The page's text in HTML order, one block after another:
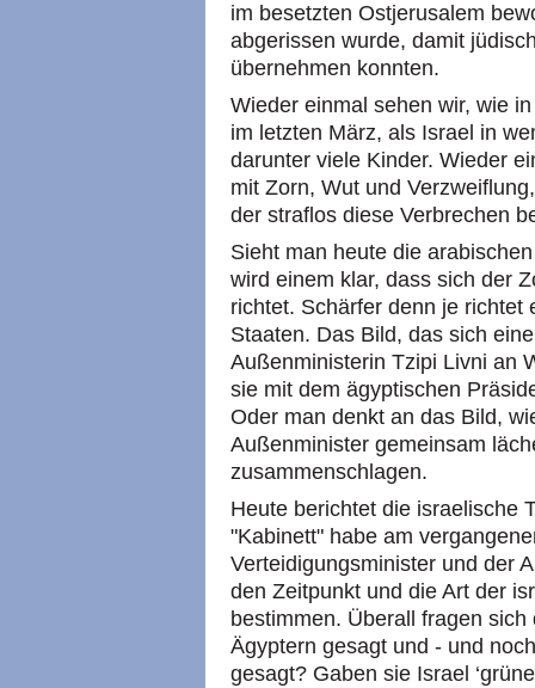
im besetzten Ostjerusalem
abgerissen wurde, damit
übernehmen konnten.
Wieder einmal sehen wir, wie
im letzten März, als Israel in
darunter viele Kinder. Wieder
mit Zorn, Wut und
der straflos diese Verbrechen
Sieht man heute die
wird einem klar, dass sich der
richtet. Schärfer denn je richtet
Staaten. Das Bild, das sich
Außenministerin Tzipi Livni an
sie mit dem ägyptischen
Oder man denkt an das Bild,
Außenminister gemeinsam
zusammenschlagen.
Heute berichtet die israelische
"Kabinett" habe am
Verteidigungsminister und der
den Zeitpunkt und die Art der
bestimmen. Überall fragen
Ägyptern gesagt und - und
gesagt? Gaben sie Israel